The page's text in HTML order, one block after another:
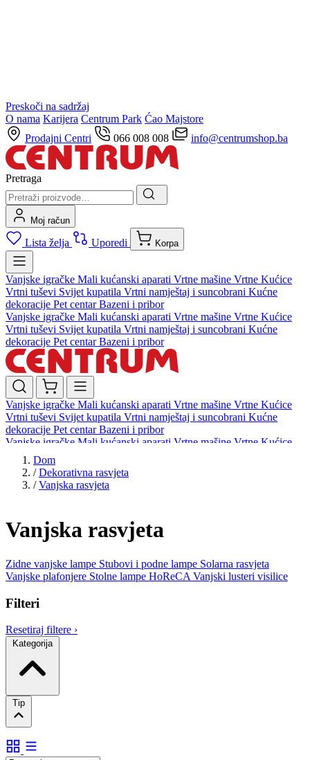
Preskoči na sadržaj
O nama Karijera Centrum Park Ćao Majstore
Prodajni Centri
066 008 008 info@centrumshop.ba
Pretraga
Moj račun
Lista želja Uporedi Korpa
Vanjske igračke Mali kućanski aparati Vrtne mašine Vrtne Kućice
Vrtni tuševi Svijet kupatila Vrtni namještaj i suncobrani Kućne
dekoracije Pet centarBazeni i pribor
Vanjske igračke Mali kućanski aparati Vrtne mašine Vrtne Kućice
Vrtni tuševi Svijet kupatila Vrtni namještaj i suncobrani Kućne
dekoracije Pet centarBazeni i pribor
Vanjske igračke Mali kućanski aparati Vrtne mašine Vrtne Kućice
Vrtni tuševi Svijet kupatila Vrtni namještaj i suncobrani Kućne
dekoracije Pet centarBazeni i pribor
Vanjske igračke Mali kućanski aparati Vrtne mašine Vrtne Kućice
Vrtni tuševi
dekoracijePet centar Bazeni i pribor
Dom
/ Dekorativna rasvjeta
/ Vanjska rasvjeta
Vanjska rasvjeta
Zidne vanjske lampe Stubovi i podne lampe Solarna rasvjeta
Vanjske plafonjere Stolne lampe HoReCA Vanjski lusteri visilice
Filteri
Resetiraj filtere ›
Kategorija
Tip